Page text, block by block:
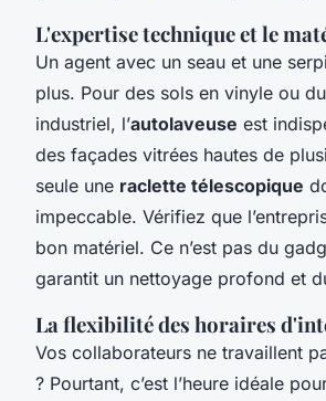
L'expertise technique et le
Un agent avec un seau et une
plus. Pour des sols en vinyle ou
industriel, l’autolaveuse est
des façades vitrées hautes de
seule une raclette télescopique
impeccable. Vérifiez que
bon matériel. Ce n’est pas du
garantit un nettoyage profond et
La flexibilité des horaires
Vos collaborateurs ne travaillent
? Pourtant, c’est l’heure idéale